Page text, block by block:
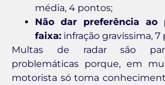
média, 4 pontos;
Não dar preferência ao
faixa: infração gravíssima, 7
Multas de radar são
problemáticas porque, em
motorista só toma